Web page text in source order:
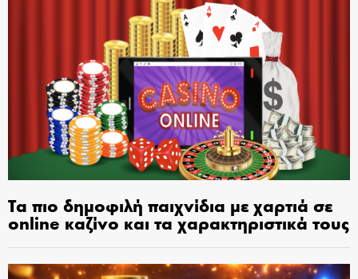
Τα πιο δημοφιλή παιχνίδια με χαρτιά σε
online καζίνο και τα χαρακτηριστικά τους